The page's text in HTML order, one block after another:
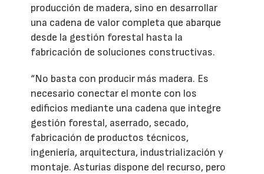
producción de madera, sino en desarrollar
una cadena de valor completa que abarque
desde la gestión forestal hasta la
fabricación de soluciones constructivas.
“No basta con producir más madera. Es
necesario conectar el monte con los
edificios mediante una cadena que integre
gestión forestal, aserrado, secado,
fabricación de productos técnicos,
ingeniería, arquitectura, industrialización y
montaje. Asturias dispone del recurso, pero